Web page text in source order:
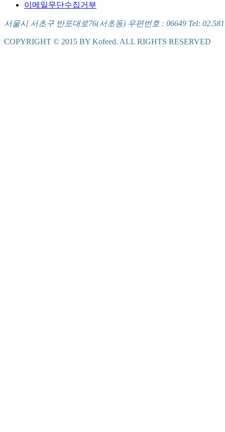
이메일무단수집거부
서울시 서초구 반포대로76(서초동) 우편번호 : 06649 Tel:
COPYRIGHT © 2015 BY Kofeed. ALL RIGHTS RESERVED